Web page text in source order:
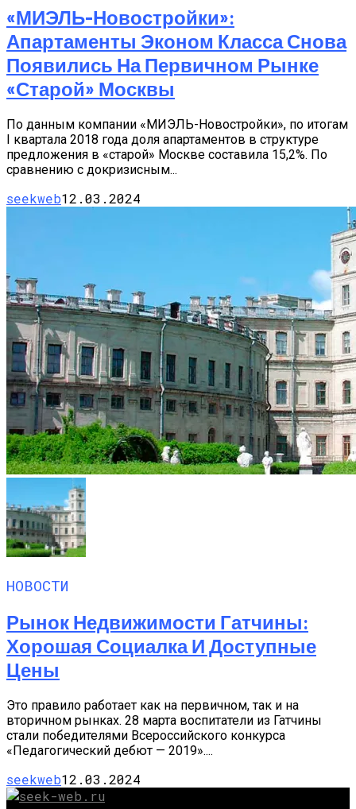
«МИЭЛЬ-Новостройки»:
Апартаменты Эконом Класса Снова
Появились На Первичном Рынке
«старой» Москвы
По данным компании «МИЭЛЬ-Новостройки», по итогам
I квартала 2018 года доля апартаментов в структуре
предложения в «старой» Москве составила 15,2%. По
сравнению с докризисным...
seekweb12.03.2024
НОВОСТИ
Рынок Недвижимости Гатчины:
Хорошая Социалка И Доступные
Цены
Это правило работает как на первичном, так и на
вторичном рынках. 28 марта воспитатели из Гатчины
стали победителями Всероссийского конкурса
«Педагогический дебют — 2019»....
seekweb12.03.2024